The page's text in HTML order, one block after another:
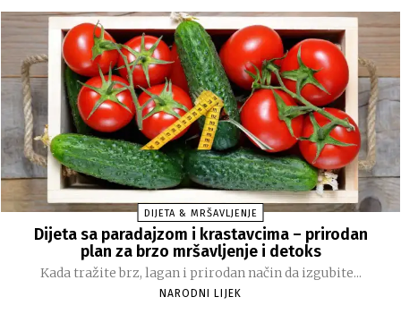
DIJETA & MRŠAVLJENJE
Dijeta sa paradajzom i krastavcima – prirodan
plan za brzo mršavljenje i detoks
Kada tražite brz, lagan i prirodan način da izgubite...
NARODNI LIJEK